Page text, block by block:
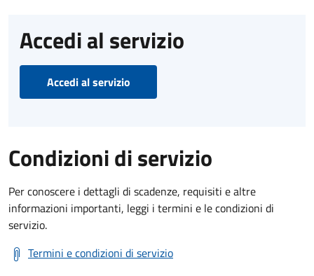
Accedi al servizio
Accedi al servizio
Condizioni di servizio
Per conoscere i dettagli di scadenze, requisiti e altre
informazioni importanti, leggi i termini e le condizioni di
servizio.
Termini e condizioni di servizio